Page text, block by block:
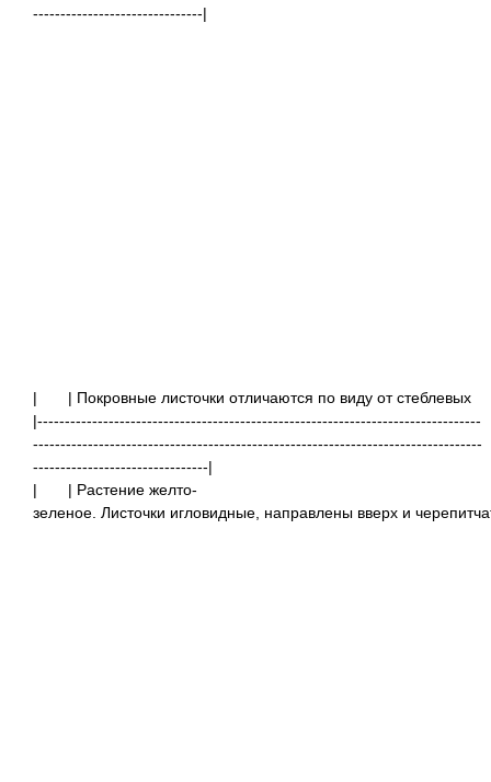
-------------------------------|
|
| Покровные листочки
|---------------------------------------------------------------------------------
----------------------------------------------------------------------------------
--------------------------------|
|
| Растение желто-
зеленое. Листочки игловидные, направлены вверх и